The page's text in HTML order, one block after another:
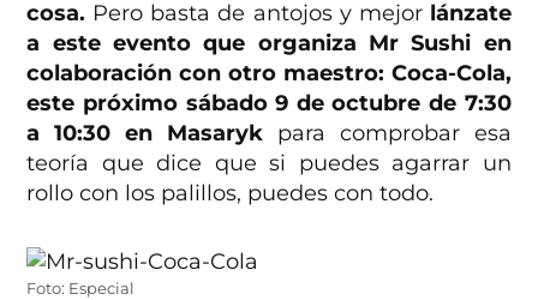
cosa. Pero basta de antojos y mejorlánzate
a este evento que organiza Mr Sushi en
colaboración con otro maestro: Coca-Cola,
este próximo sábado 9 de octubre de 7:30
a 10:30 en Masaryk para comprobar esa
teoría que dice que si puedes agarrar un
rollo con los palillos, puedes con todo.
Foto: Especial